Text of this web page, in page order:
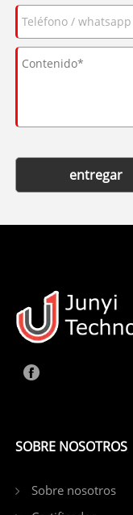
entregar
SOBRE NOSOTROS
Sobre nosotros